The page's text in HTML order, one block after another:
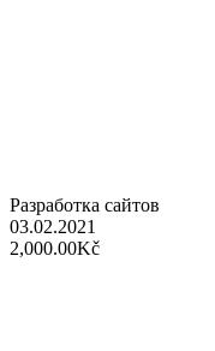
Разработка сайтов
03.02.2021
2,000.00Kč